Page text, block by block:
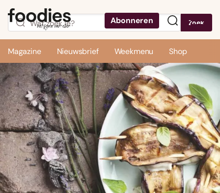
Abonneren Zoek
Magazine Nieuwsbrief Weekmenu Shop